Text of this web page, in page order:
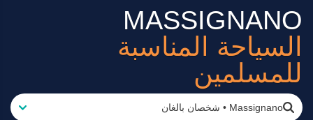
MASSIGNANO
السياحة المناسبة
للمسلمين
Massignano
• شخصان بالغان